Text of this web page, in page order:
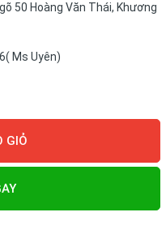
50 Hoàng Văn Thái, Khương
Ms Uyên)
GIỎ